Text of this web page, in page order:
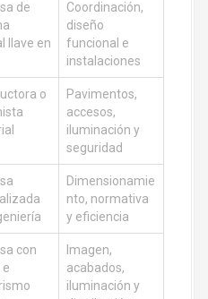
de
llave en
Coordinación,
diseño
funcional e
instalaciones
o
Pavimentos,
accesos,
iluminación y
seguridad
Dimensionamie
nto, normativa
y eficiencia
con
e
Imagen,
acabados,
iluminación y